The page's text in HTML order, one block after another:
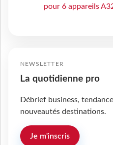
pour 6 appareils
NEWSLETTER
La quotidienne pro
Débrief business,
nouveautés destinations.
Je m'inscris